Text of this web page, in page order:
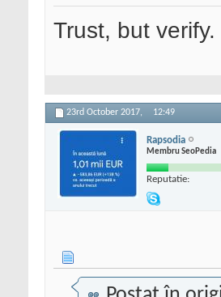
Trust, but verify.
23rd October 2017, 12:49
Rapsodia
Membru SeoPedia
Reputatie: